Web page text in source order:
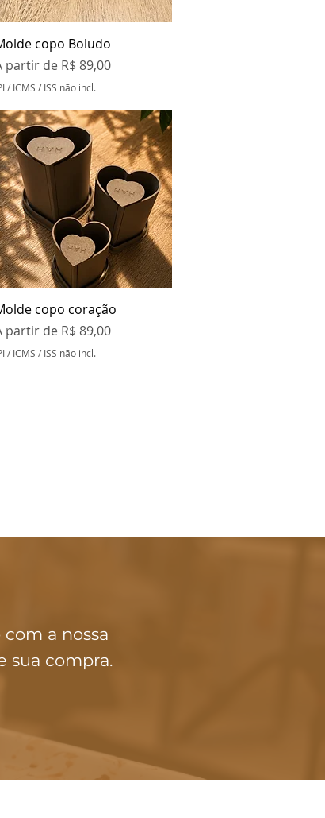
Visualização rápida
copo Boludo
partir de R$ 89,00
promocional
/ ICMS / ISS não incl.
Visualização rápida
copo coração
partir de R$ 89,00
promocional
/ ICMS / ISS não incl.
a nossa
sua compra.